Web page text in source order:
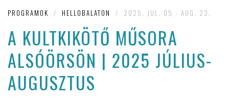
PROGRAMOK / HELLOBALATON / 2025. JUL. 05 - AUG. 23.
A KULTKIKÖTŐ MŰSORA
ALSÓÖRSÖN | 2025 JÚLIUS-
AUGUSZTUS